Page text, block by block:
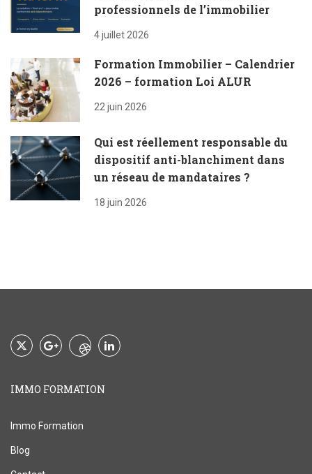
professionnels de l’immobilier
4 juillet 2026
Formation Immobilier – Calendrier
2026 – formation Loi ALUR
22 juin 2026
Qui est réellement responsable du
dispositif anti-blanchiment dans
un réseau de mandataires ?
18 juin 2026
IMMO FORMATION
Immo Formation
Blog